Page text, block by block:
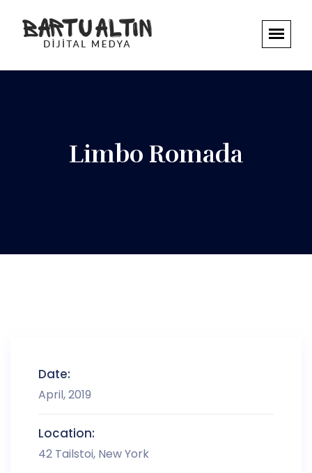
Limbo Romada
Date:
April, 2019
Location:
42 Tailstoi, New York